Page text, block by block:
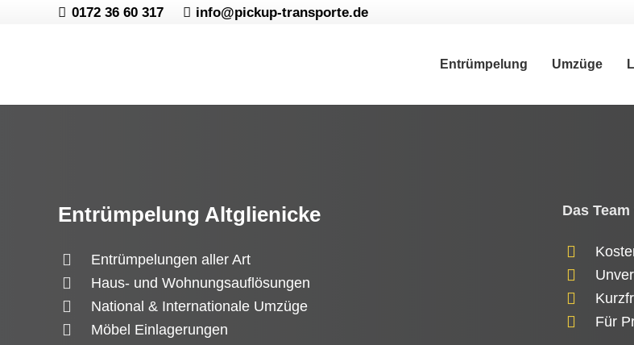
0172 36 60 317 info@pickup-transporte.de
Entrümpelung Umzüge
Entrümpelung Altglienicke
Entrümpelungen aller Art
Haus- und Wohnungsauflösungen
National & Internationale Umzüge
Möbel Einlagerungen
Das
Für